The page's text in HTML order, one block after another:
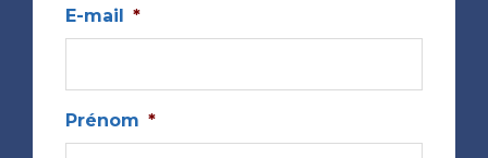
E-mail *
Prénom *